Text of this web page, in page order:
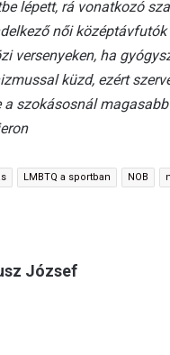
lépett, rá vonatkozó
női
versenyeken, ha
küzd, ezért
a szokásosnál
LMBTQ a sportban NOB
József